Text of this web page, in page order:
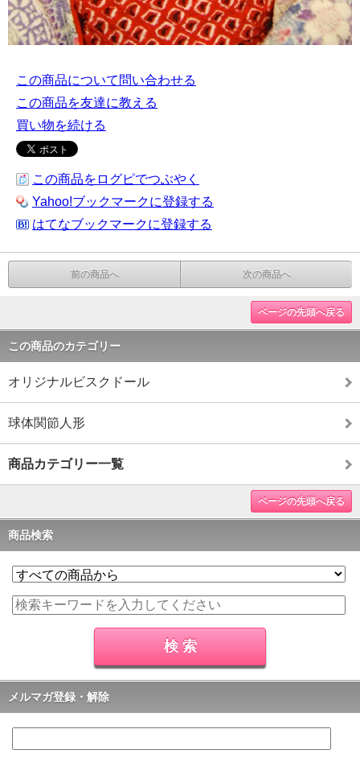
この商品について問い合わせる
この商品を友達に教える
買い物を続ける
この商品をログピでつぶやく
Yahoo!ブックマークに登録する
はてなブックマークに登録する
前の商品へ 次の商品へ
ページの先頭へ戻る
この商品のカテゴリー
オリジナルビスクドール
球体関節人形
商品カテゴリー一覧
ページの先頭へ戻る
商品検索
メルマガ登録・解除